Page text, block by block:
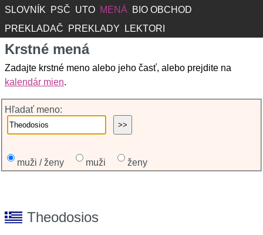
SLOVNÍK PSČ UTO MENÁ
BIO OBCHOD
PREKLADAČ
PREKLADY LEKTORI
Krstné mená
Zadajte krstné meno alebo jeho časť, alebo prejdite na
kalendár mien.
Hľadať meno:
muži / ženy muži ženy
Theodosios